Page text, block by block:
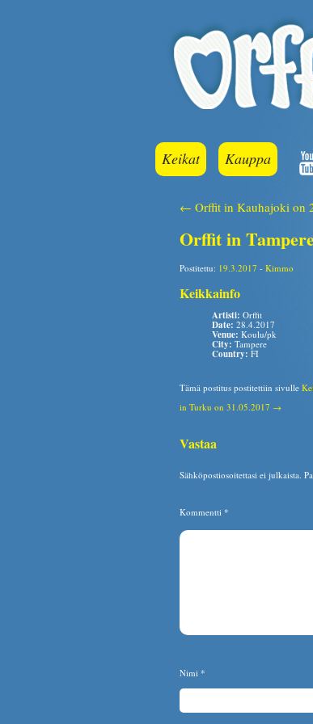
Keikat Kauppa
← Orffit in Kauhajoki on
Orffit in
Postitettu: 19.3.2017 - Kimmo
Keikkainfo
Artisti: Orffit
Date: 28.4.2017
Venue: Koulu/pk
City: Tampere
Country: FI
Tämä postitus postitettiin sivulle
in Turku on 31.05.2017 →
Vastaa
Sähköpostiosoitettasi ei julkaista.
Kommentti *
Nimi *